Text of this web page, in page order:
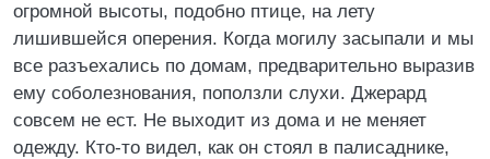
огромной высоты, подобно птице, на лету
лишившейся оперения. Когда могилу засыпали и мы
все разъехались по домам, предварительно выразив
ему соболезнования, поползли слухи. Джерард
совсем не ест. Не выходит из дома и не меняет
одежду. Кто-то видел, как он стоял в палисаднике,